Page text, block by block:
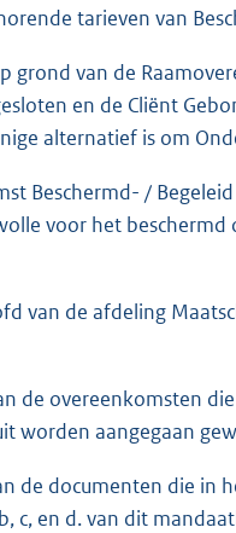
tarieven van
grond van de
en de Cliënt
alternatief is om
Beschermd- /
voor het beschermd
van de afdeling
de overeenkomsten
worden aangegaan
de documenten die in
c, en d. van dit